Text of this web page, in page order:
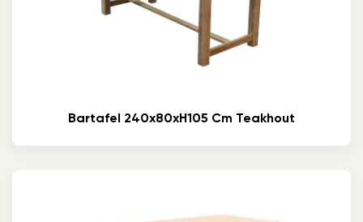
Bartafel 240x80xH105 Cm Teakhout